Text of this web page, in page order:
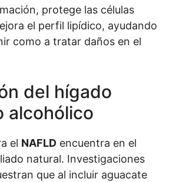
protege las células
el perfil lipídico, ayudando
como a tratar daños en el
del hígado
alcohólico
el NAFLD encuentra en el
natural. Investigaciones
que al incluir aguacate